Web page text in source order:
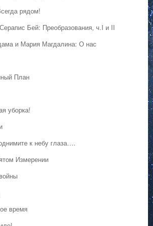
рядом!
Бей: Преобразования, ч.I и II
и Мария Магдалина: О нас
План
уборка!
к небу глаза….
Измерении
время